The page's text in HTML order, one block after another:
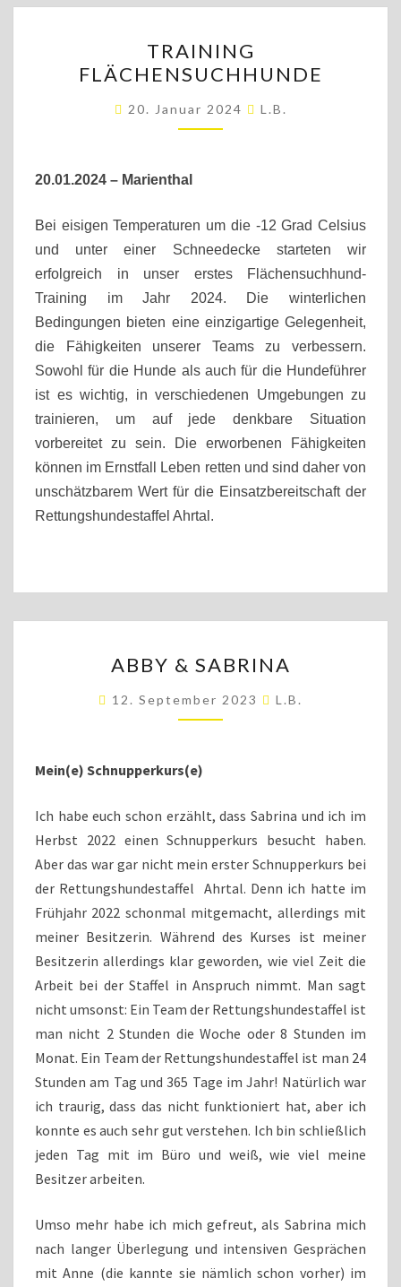
FLÄCHENSUCHHUNDE
TRAINING
FLÄCHENSUCHHUNDE
20. Januar 2024 L.b.
20.01.2024 – Marienthal
Bei eisigen Temperaturen um die -12 Grad Celsius
und unter einer Schneedecke starteten wir
erfolgreich in unser erstes Flächensuchhund-
Training im Jahr 2024. Die winterlichen
Bedingungen bieten eine einzigartige Gelegenheit,
die Fähigkeiten unserer Teams zu verbessern.
Sowohl für die Hunde als auch für die Hundeführer
ist es wichtig, in verschiedenen Umgebungen zu
trainieren, um auf jede denkbare Situation
vorbereitet zu sein. Die erworbenen Fähigkeiten
können im Ernstfall Leben retten und sind daher von
unschätzbarem Wert für die Einsatzbereitschaft der
Rettungshundestaffel Ahrtal.
&
SABRINA
ABBY & SABRINA
12. September 2023 L.b.
Mein(e) Schnupperkurs(e)
Ich habe euch schon erzählt, dass Sabrina und ich im
Herbst 2022 einen Schnupperkurs besucht haben.
Aber das war gar nicht mein erster Schnupperkurs bei
der Rettungshundestaffel Ahrtal. Denn ich hatte im
Frühjahr 2022 schonmal mitgemacht, allerdings mit
meiner Besitzerin. Während des Kurses ist meiner
Besitzerin allerdings klar geworden, wie viel Zeit die
Arbeit bei der Staffel in Anspruch nimmt. Man sagt
nicht umsonst: Ein Team der Rettungshundestaffel ist
man nicht 2 Stunden die Woche oder 8 Stunden im
Monat. Ein Team der Rettungshundestaffel ist man 24
Stunden am Tag und 365 Tage im Jahr! Natürlich war
ich traurig, dass das nicht funktioniert hat, aber ich
konnte es auch sehr gut verstehen. Ich bin schließlich
jeden Tag mit im Büro und weiß, wie viel meine
Besitzer arbeiten.
Umso mehr habe ich mich gefreut, als Sabrina mich
nach langer Überlegung und intensiven Gesprächen
mit Anne (die kannte sie nämlich schon vorher) im